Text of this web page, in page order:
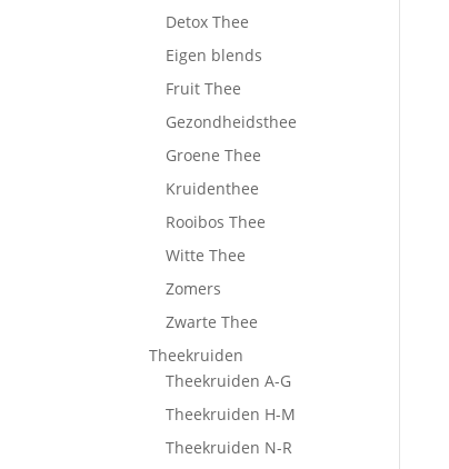
Detox Thee
Eigen blends
Fruit Thee
Gezondheidsthee
Groene Thee
Kruidenthee
Rooibos Thee
Witte Thee
Zomers
Zwarte Thee
Theekruiden
Theekruiden A-G
Theekruiden H-M
Theekruiden N-R